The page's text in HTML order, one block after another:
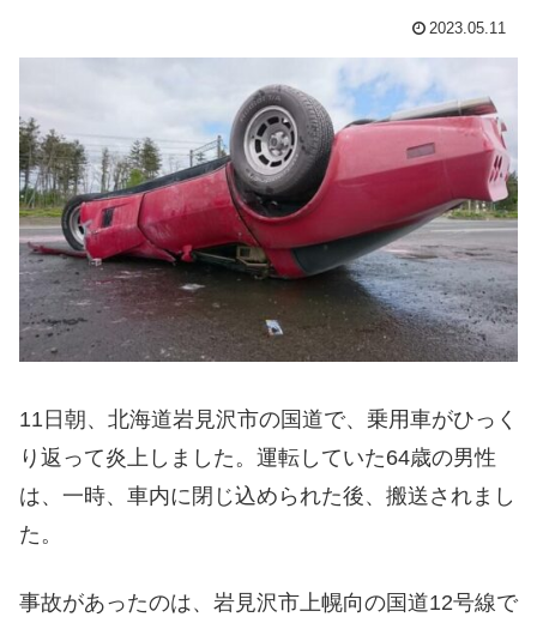
2023.05.11
11日朝、北海道岩見沢市の国道で、乗用車がひっく
り返って炎上しました。運転していた64歳の男性
は、一時、車内に閉じ込められた後、搬送されまし
た。
事故があったのは、岩見沢市上幌向の国道12号線で